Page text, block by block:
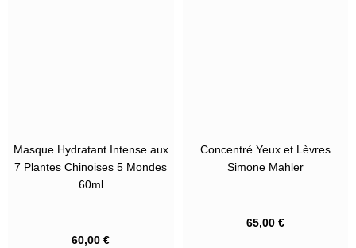
Masque Hydratant Intense aux
7 Plantes Chinoises 5 Mondes
60ml
60,00€
Concentré Yeux et Lèvres
Simone Mahler
65,00 €